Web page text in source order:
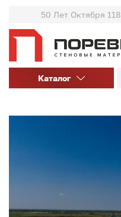
50 Лет Октября 118
Каталог